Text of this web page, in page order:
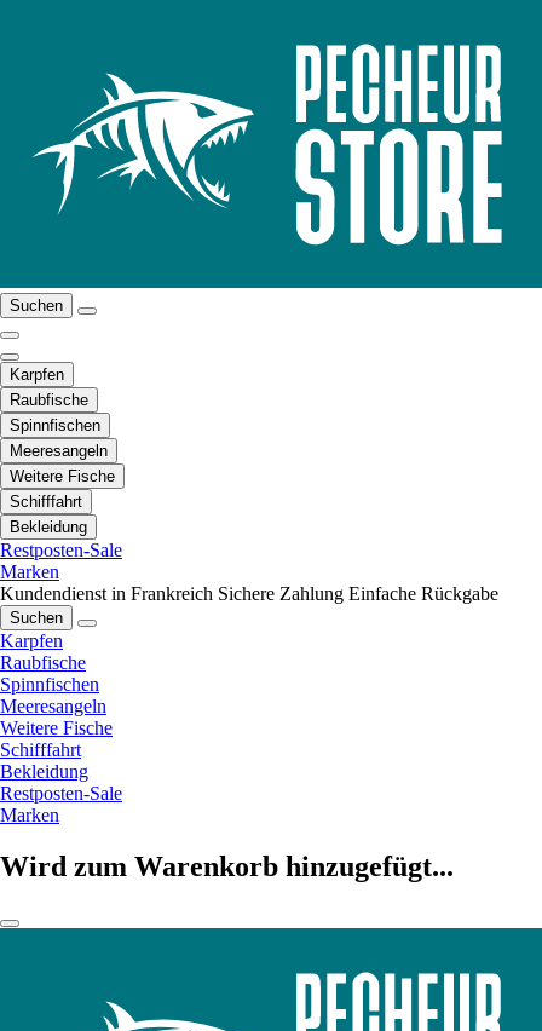
Suchen
Karpfen
Raubfische
Spinnfischen
Meeresangeln
Weitere Fische
Schifffahrt
Bekleidung
Restposten-Sale
Marken
Kundendienst in Frankreich Sichere Zahlung Einfache Rückgabe
Suchen
Karpfen
Raubfische
Spinnfischen
Meeresangeln
Weitere Fische
Schifffahrt
Bekleidung
Restposten-Sale
Marken
Wird zum Warenkorb hinzugefügt...